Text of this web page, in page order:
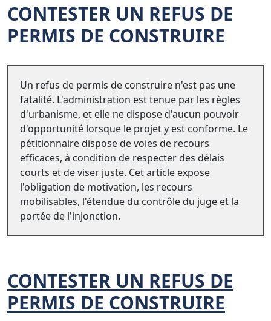
CONTESTER UN REFUS DE
PERMIS DE CONSTRUIRE
Un refus de permis de construire n'est pas une
fatalité. L'administration est tenue par les règles
d'urbanisme, et elle ne dispose d'aucun pouvoir
d'opportunité lorsque le projet y est conforme. Le
pétitionnaire dispose de voies de recours
efficaces, à condition de respecter des délais
courts et de viser juste. Cet article expose
l'obligation de motivation, les recours
mobilisables, l'étendue du contrôle du juge et la
portée de l'injonction.
CONTESTER UN REFUS DE
PERMIS DE CONSTRUIRE